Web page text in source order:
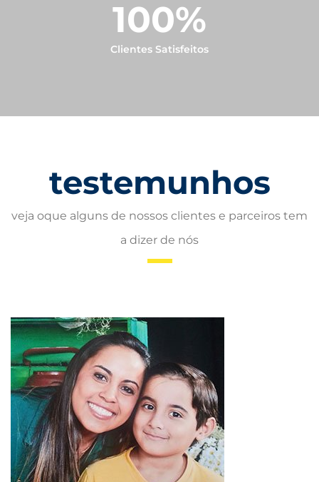
100%
Clientes Satisfeitos
testemunhos
veja oque alguns de nossos clientes e parceiros tem
a dizer de nós